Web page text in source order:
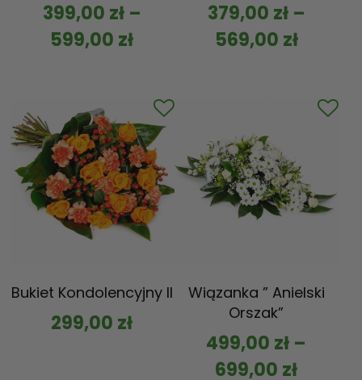
399,00 zł–
599,00 zł
379,00 zł–
569,00 zł
Bukiet Kondolencyjny II
299,00 zł
Wiązanka ” Anielski
Orszak”
499,00 zł –
699,00 zł